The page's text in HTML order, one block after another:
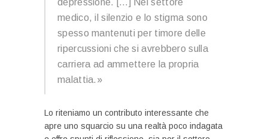
depressione. […] Nel settore
medico, il silenzio e lo stigma sono
spesso mantenuti per timore delle
ripercussioni che si avrebbero sulla
carriera ad ammettere la propria
malattia.»
Lo riteniamo un contributo interessante che
apre uno squarcio su una realtà poco indagata